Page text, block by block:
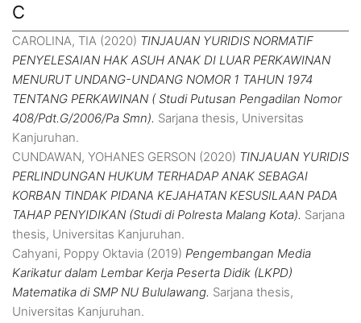
C
CAROLINA, TIA (2020) TINJAUAN YURIDIS NORMATIF
PENYELESAIAN HAK ASUH ANAK DI LUAR PERKAWINAN
MENURUT UNDANG-UNDANG NOMOR 1 TAHUN 1974
TENTANG PERKAWINAN ( Studi Putusan Pengadilan Nomor
408/Pdt.G/2006/Pa Smn). Sarjana thesis, Universitas
Kanjuruhan.
CUNDAWAN, YOHANES GERSON (2020) TINJAUAN YURIDIS
PERLINDUNGAN HUKUM TERHADAP ANAK SEBAGAI
KORBAN TINDAK PIDANA KEJAHATAN KESUSILAAN PADA
TAHAP PENYIDIKAN (Studi di Polresta Malang Kota). Sarjana
thesis, Universitas Kanjuruhan.
Cahyani, Poppy Oktavia (2019) Pengembangan Media
Karikatur dalam Lembar Kerja Peserta Didik (LKPD)
Matematika di SMP NU Bululawang. Sarjana thesis,
Universitas Kanjuruhan.